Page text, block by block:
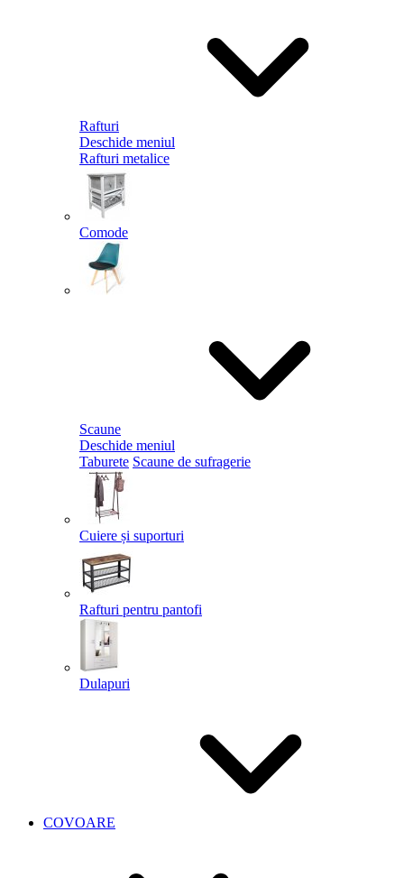
Rafturi
Deschide meniul
Rafturi metalice
Comode
Scaune
Deschide meniul
Taburete Scaune de sufragerie
Cuiere și suporturi
Rafturi pentru pantofi
Dulapuri
COVOARE